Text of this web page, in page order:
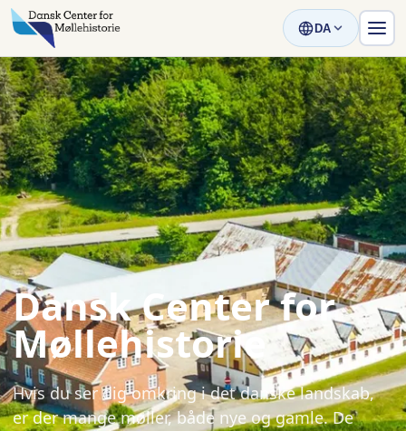
DA
Dansk Center for
Møllehistorie
Hvis du ser dig omkring i det danske landskab,
er der mange møller, både nye og gamle. De